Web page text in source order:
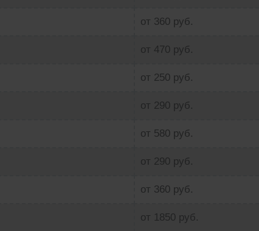
от 360 руб.
от 470 руб.
от 250 руб.
от 290 руб.
от 580 руб.
от 290 руб.
от 360 руб.
от 1850 руб.